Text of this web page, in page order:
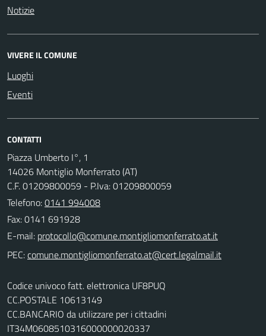
Notizie
VIVERE IL COMUNE
Luoghi
Eventi
CONTATTI
Piazza Umberto I°, 1
14026 Montiglio Monferrato (AT)
C.F. 01209800059 - P.Iva: 01209800059
Telefono:0141 994008
Fax: 0141 691928
E-mail:
PEC:
Codice univoco fatt. elettronica UF8PUQ
CC.POSTALE 10613149
CC.BANCARIO da utilizzare per i cittadini
IT34M0608510316000000020337